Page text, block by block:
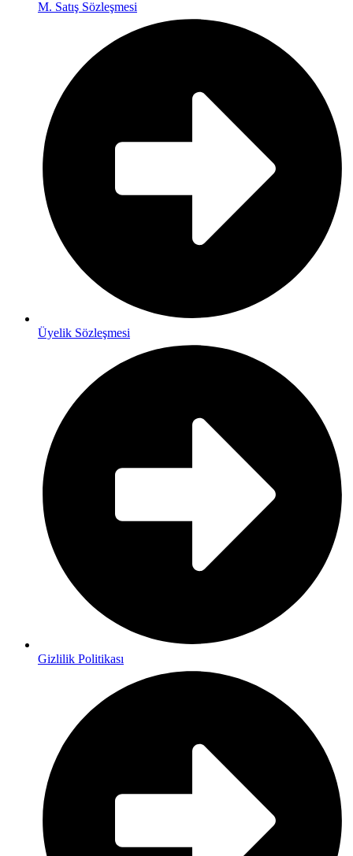
M. Satış Sözleşmesi
Üyelik Sözleşmesi
Gizlilik Politikası